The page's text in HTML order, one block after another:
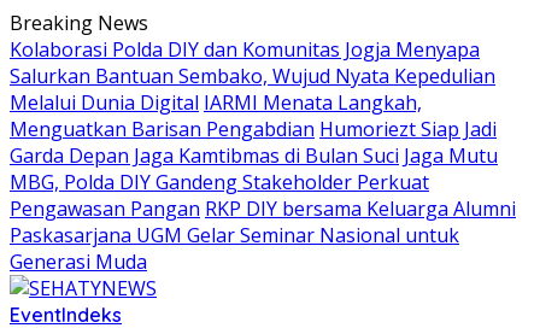
Skip
to
content
Breaking News
Kolaborasi Polda DIY dan Komunitas Jogja Menyapa
Salurkan Bantuan Sembako, Wujud Nyata Kepedulian
Melalui Dunia Digital IARMI Menata Langkah,
Menguatkan Barisan Pengabdian Humoriezt Siap Jadi
Garda Depan Jaga Kamtibmas di Bulan Suci Jaga Mutu
MBG, Polda DIY Gandeng Stakeholder Perkuat
Pengawasan Pangan RKP DIY bersama Keluarga Alumni
Paskasarjana UGM Gelar Seminar Nasional untuk
Generasi Muda
EventIndeks